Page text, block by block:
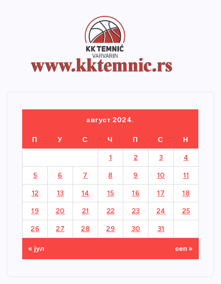
август 2024.
П У С Ч П С Н
1 2 3 4
5 6 7 8 9 10 11
12 13 14 15 16 17 18
19 20 21 22 23 24 25
26 27 28 29 30 31
« јул сеп »